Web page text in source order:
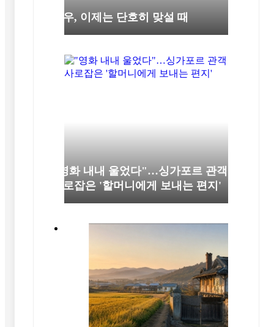
극우, 이제는 단호히 맞설 때
"영화 내내 울었다"…싱가포르 관객
사로잡은 '할머니에게 보내는 편지'